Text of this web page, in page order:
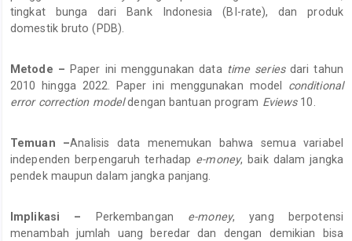
tingkat bunga dari Bank Indonesia (BI-rate), dan produk
domestik bruto (PDB).
Metode – Paper ini menggunakan data time seriesdari tahun
2010 hingga 2022. Paper ini menggunakan model conditional
error correction modeldengan bantuan program Eviews10.
Temuan –Analisis data menemukan bahwa semua variabel
independen berpengaruh terhadap e-money, baik dalam jangka
pendek maupun dalam jangka panjang.
Implikasi – Perkembangan e-money, yang berpotensi
menambah jumlah uang beredar dan dengan demikian bisa